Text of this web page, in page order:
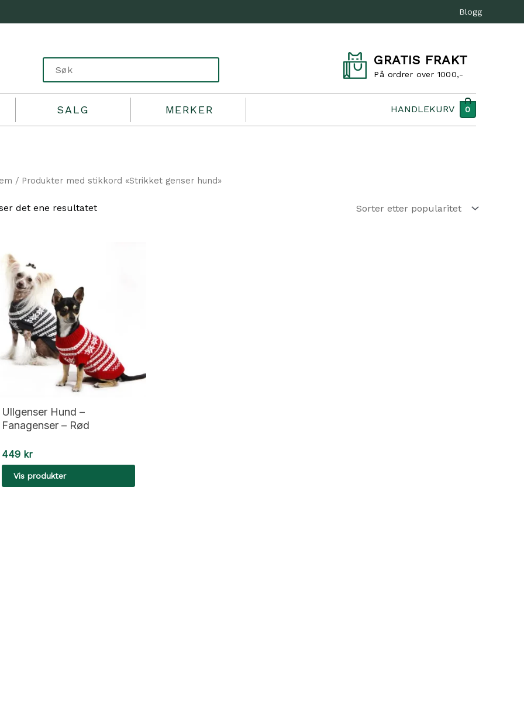
Blogg
GRATIS FRAKT
På ordrer over 1000,-
SALG MERKER HANDLEKURV 0
/ Produkter med stikkord «Strikket genser hund»
det ene resultatet
Ullgenser Hund –
Fanagenser – Rød
449 kr
Vis produkter